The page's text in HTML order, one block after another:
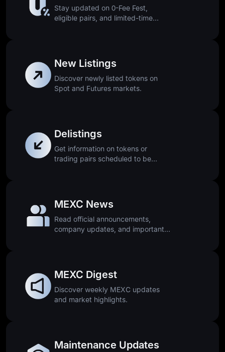
Stay updated on 0-Fee Fest,
eligible pairs, and limited-time
New Listings
Discover newly listed tokens on
Spot and Futures markets.
Delistings
Get information on tokens or
trading pairs scheduled to be
MEXC News
Read official announcements,
company updates, and important
MEXC Digest
Discover weekly MEXC updates
and market highlights.
Maintenance Updates